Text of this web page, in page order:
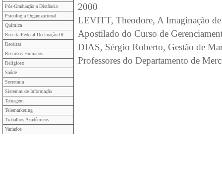
Pós-Graduação a Distância
Psicologia Organizacional
Química
Receita Federal Declaração IR
Receitas
Recursos Humanos
Religioso
Saúde
Secretária
Sistemas de Informação
Tatuagem
Telemarketing
Trabalhos Acadêmicos
Variados
2000
LEVITT, Theodore, A Imaginação
Apostilado do Curso de
DIAS, Sérgio Roberto, Gestão de
Professores do Departamento de